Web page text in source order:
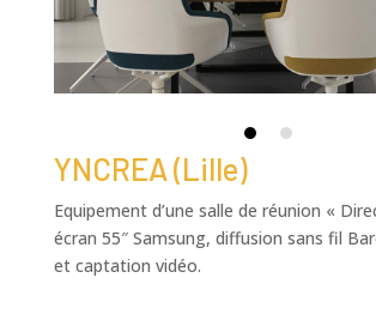
YNCREA (Lille)
Equipement d’une salle de réunion «
écran 55″ Samsung, diffusion sans fil
et captation vidéo.